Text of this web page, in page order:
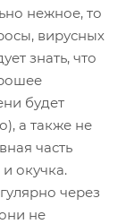
нежное, то
вирусных
знать, что
будет
а также не
часть
окучка.
через
не